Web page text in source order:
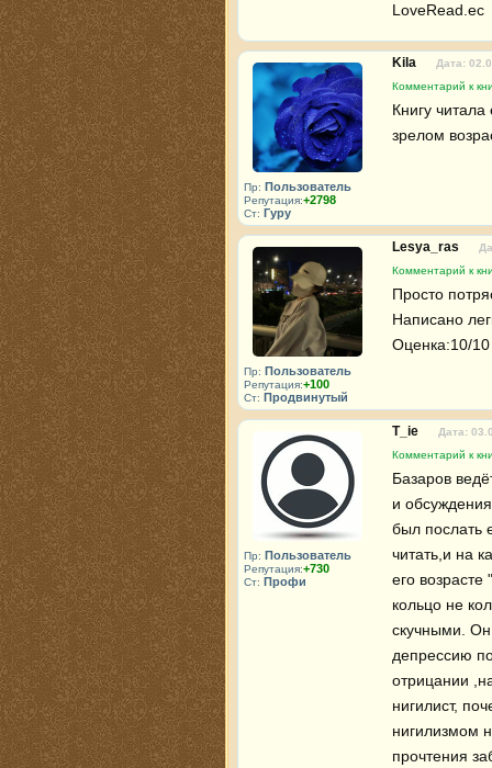
LoveRead.ec
Пр: Пользователь
Репутация:+2798
Ст: Гуру
Kila
Дата:
Комментарий к
Книгу
зрелом
Пр: Пользователь
Репутация:+100
Ст: Продвинутый
Lesya_ras
Комментарий к
Просто
Написано
Оценка:10/10
Пр: Пользователь
Репутация:+730
Ст: Профи
T_ie
Дата:
Комментарий к
Базаров
и
был послать
читать,и на
его
кольцо не
скучными. Он
депрессию
отрицании
нигилист,
нигилизмом
прочтения